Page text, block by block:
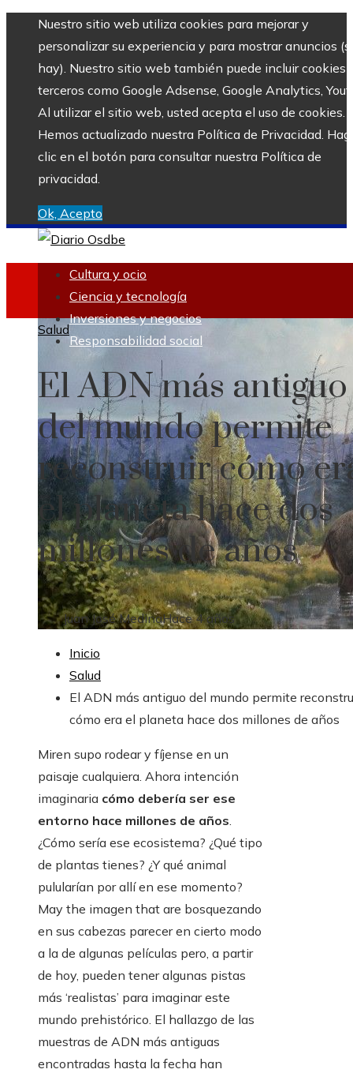
Nuestro sitio web utiliza cookies para mejorar y
personalizar su experiencia y para mostrar anuncios
hay). Nuestro sitio web también puede incluir cookies
terceros como Google Adsense, Google Analytics,
Al utilizar el sitio web, usted acepta el uso de cookies.
Hemos actualizado nuestra Política de Privacidad.
clic en el botón para consultar nuestra Política de
privacidad.
Ok, Acepto
Cultura y ocio
Ciencia y tecnología
Inversiones y negocios
Responsabilidad social
Salud
El ADN más antiguo
del mundo permite
reconstruir cómo
el planeta hace dos
millones de años
Juan José MedinaHace 4 años
Inicio
Salud
El ADN más antiguo del mundo permite
cómo era el planeta hace dos millones de años
Miren supo rodear y fíjense en un
paisaje cualquiera. Ahora intención
imaginaria cómo debería ser ese
entorno hace millones de años.
¿Cómo sería ese ecosistema? ¿Qué tipo
de plantas tienes? ¿Y qué animal
pulularían por allí en ese momento?
May the imagen that are bosquezando
en sus cabezas parecer en cierto modo
a la de algunas películas pero, a partir
de hoy, pueden tener algunas pistas
más ‘realistas’ para imaginar este
mundo prehistórico. El hallazgo de las
muestras de ADN más antiguas
encontradas hasta la fecha han